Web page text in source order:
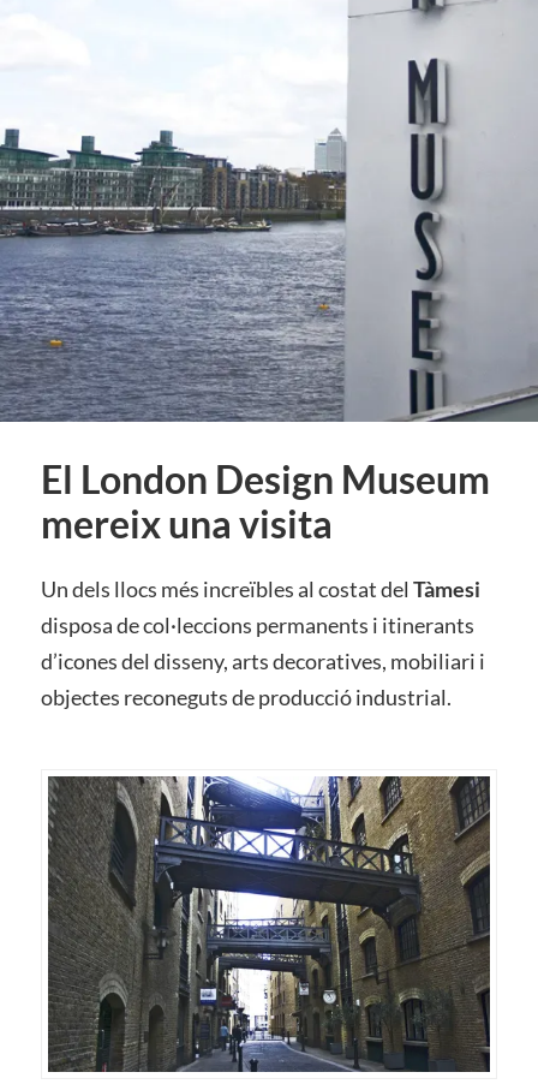
El London Design Museum
mereix una visita
Un dels llocs més increïbles al costat del Tàmesi
disposa de col·leccions permanents i itinerants
d’icones del disseny, arts decoratives, mobiliari i
objectes reconeguts de producció industrial.